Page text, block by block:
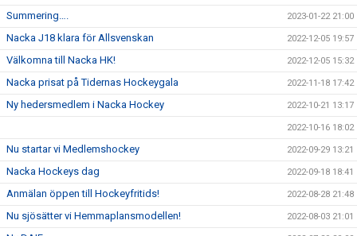
Summering…. 2023-01-22 21:00
Nacka J18 klara för Allsvenskan 2022-12-05 19:57
Välkomna till Nacka HK! 2022-12-05 15:32
Nacka prisat på Tidernas Hockeygala 2022-11-18 17:42
Ny hedersmedlem i Nacka Hockey 2022-10-21 13:17
2022-10-16 18:02
Nu startar vi Medlemshockey 2022-09-29 13:21
Nacka Hockeys dag 2022-09-18 18:41
Anmälan öppen till Hockeyfritids! 2022-08-28 21:48
Nu sjösätter vi Hemmaplansmodellen! 2022-08-03 21:01